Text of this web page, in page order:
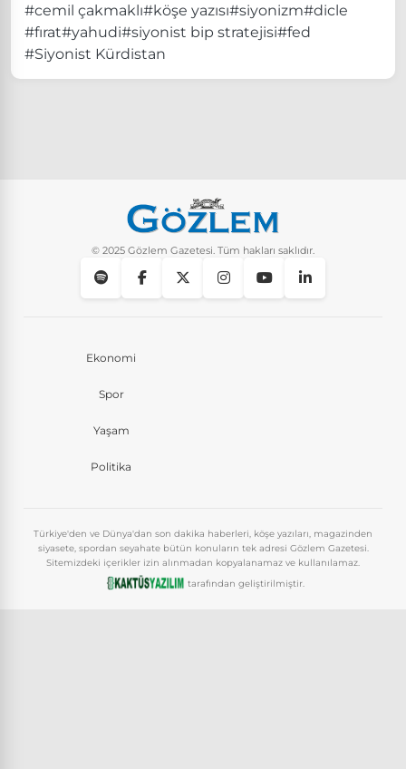
#cemil çakmaklı#köşe yazısı#siyonizm#dicle
#fırat#yahudi#siyonist bip stratejisi#fed
#Siyonist Kürdistan
© 2025 Gözlem Gazetesi. Tüm hakları saklıdır.
Ekonomi
Spor
Yaşam
Politika
Türkiye'den ve Dünya'dan son dakika haberleri, köşe yazıları, magazinden
siyasete, spordan seyahate bütün konuların tek adresi Gözlem Gazetesi.
Sitemizdeki içerikler izin alınmadan kopyalanamaz ve kullanılamaz.
tarafından geliştirilmiştir.